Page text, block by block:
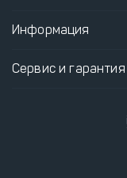
Информация
Сервис и гарантия